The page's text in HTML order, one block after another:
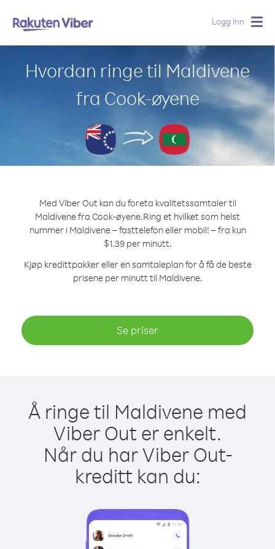
Logg Inn
Hvordan ringe til Maldivene
fra Cook-øyene
Med Viber Out kan du foreta kvalitetssamtaler til
Maldivene fra Cook-øyene.Ring et hvilket som helst
nummer i Maldivene – fasttelefon eller mobil! – fra kun
$1.39 per minutt.
Kjøp kredittpakker eller en samtaleplan for å få de beste
prisene per minutt til Maldivene.
Se priser
Å ringe til Maldivene med
Viber Out er enkelt.
Når du har Viber Out-
kreditt kan du: